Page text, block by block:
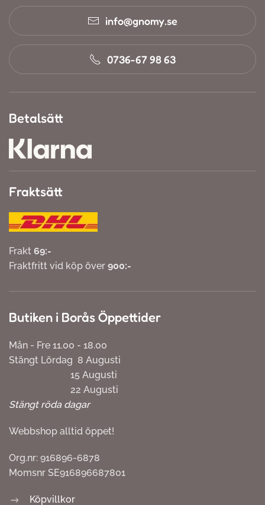
info@gnomy.se
0736-67 98 63
Betalsätt
Fraktsätt
Frakt 69:-
Fraktfritt vid köp över 900:-
Butiken i Borås Öppettider
Mån - Fre 11.00 - 18.00
Stängt Lördag 8 Augusti
15 Augusti
22 Augusti
Stängt röda dagar
Webbshop alltid öppet!
Org.nr: 916896-6878
Momsnr SE916896687801
Köpvillkor